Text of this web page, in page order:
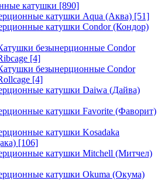
катушки [890]
катушки Aqua (Аква) [51]
катушки Condor (Кондор)
безынерционные Condor
[4]
безынерционные Condor
[4]
катушки Daiwa (Дайва)
катушки Favorite (Фаворит)
катушки Kosadaka
[106]
катушки Mitchell (Митчел)
катушки Okuma (Окума)